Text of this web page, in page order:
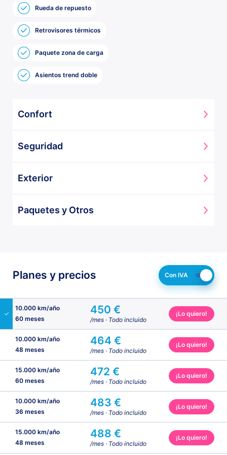
Rueda de repuesto
Retrovisores térmicos
Paquete zona de carga
Asientos trend doble
Confort
Asientos trend doble
Volante piel sintético
Seguridad
ABS
Exterior
Retrovisores térmicos
Paquetes y Otros
Planes y precios Con IVA
10.000 km/año
60 meses
450 €
/mes· Todo incluido
¡Lo quiero!
10.000 km/año
48 meses
464 €
/mes· Todo incluido
¡Lo quiero!
15.000 km/año
60 meses
472 €
/mes· Todo incluido
¡Lo quiero!
10.000 km/año
36 meses
483 €
/mes· Todo incluido
¡Lo quiero!
15.000 km/año
48 meses
488 €
/mes· Todo incluido
¡Lo quiero!